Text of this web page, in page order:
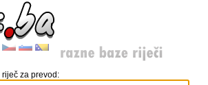
riječ za prevod: